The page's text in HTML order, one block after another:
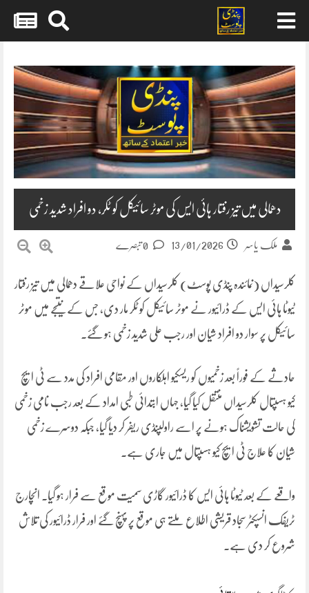
content
دھمالی میں تیز رفتار ہائی ایس کی موٹر سائیکل کو ٹکر، دو افراد شدید زخمی
ملک یاسر 13/01/2026
کلرسیداں (نمائندہ پنڈی پوسٹ) کلرسیداں کے نواحی علاقے دھمالی میں تیز رفتار
ٹیوٹا ہائی ایس کے ڈرائیور نے موٹر سائیکل کو ٹکر مار دی، جس کے نتیجے میں موٹر
سائیکل پر سوار دو افراد شیان اور رجب علی شدید زخمی ہو گئے۔
حادثے کے فوراً بعد زخمیوں کو ریسکیو اہلکاروں اور مقامی افراد کی مدد سے ٹی ایچ
کیو ہسپتال کلرسیداں منتقل کیا گیا، جہاں ابتدائی طبی امداد کے بعد رجب نامی زخمی
کی حالت تشویشناک ہونے پر اسے راولپنڈی ریفر کر دیا گیا، جبکہ دوسرے زخمی
شیان کا علاج ٹی ایچ کیو ہسپتال میں جاری ہے۔
واقعے کے بعد ٹیوٹا ہائی ایس کا ڈرائیور گاڑی سمیت موقع سے فرار ہو گیا۔ انچارج
ٹریفک انسپکٹر سجاد قریشی اطلاع ملتے ہی موقع پر پہنچ گئے اور فرار ڈرائیور کی تلاش
شروع کر دی ہے۔